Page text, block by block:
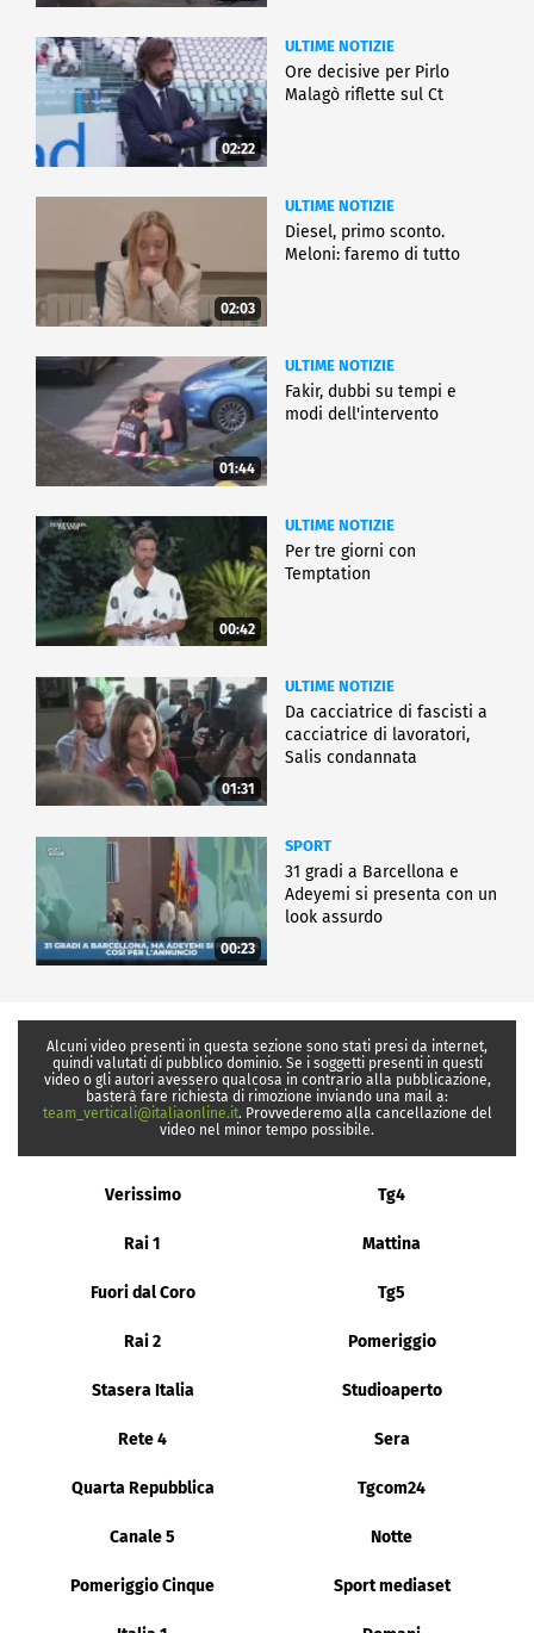
02:22
ULTIME NOTIZIE
Ore decisive per Pirlo
Malagò riflette sul Ct
02:03
ULTIME NOTIZIE
Diesel, primo sconto.
Meloni: faremo di tutto
01:44
ULTIME NOTIZIE
Fakir, dubbi su tempi e
modi dell'intervento
00:42
ULTIME NOTIZIE
Per tre giorni con
Temptation
01:31
ULTIME NOTIZIE
Da cacciatrice di fascisti a
cacciatrice di lavoratori,
Salis condannata
00:23
SPORT
31 gradi a Barcellona e
Adeyemi si presenta con un
look assurdo
Alcuni video presenti in questa sezione sono stati presi da internet,
quindi valutati di pubblico dominio. Se i soggetti presenti in questi
video o gli autori avessero qualcosa in contrario alla pubblicazione,
basterà fare richiesta di rimozione inviando una mail a:
team_verticali@italiaonline.it. Provvederemo alla cancellazione del
video nel minor tempo possibile.
Verissimo Tg4
Rai 1 Mattina
Fuori dal Coro Tg5
Rai 2 Pomeriggio
Stasera Italia Studioaperto
Rete 4 Sera
Quarta Repubblica Tgcom24
Canale 5 Notte
Pomeriggio Cinque Sport mediaset